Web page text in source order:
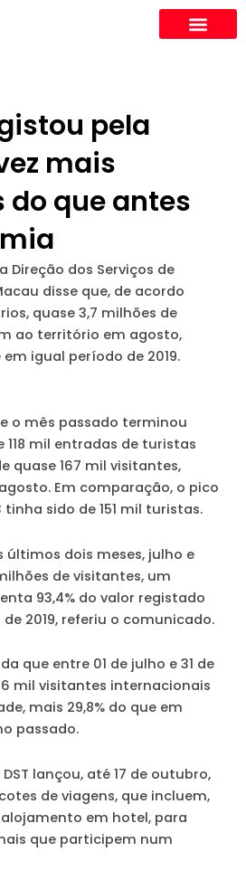
pela
mais
que antes
Direção dos Serviços de
disse que, de acordo
quase 3,7 milhões de
ao território em agosto,
igual período de 2019.
o mês passado terminou
mil entradas de turistas
quase 167 mil visitantes,
Em comparação, o pico
sido de 151 mil turistas.
últimos dois meses, julho e
de visitantes, um
93,4% do valor registado
2019, referiu o comunicado.
que entre 01 de julho e 31 de
mil visitantes internacionais
mais 29,8% do que em
passado.
lançou, até 17 de outubro,
de viagens, que incluem,
em hotel, para
que participem num